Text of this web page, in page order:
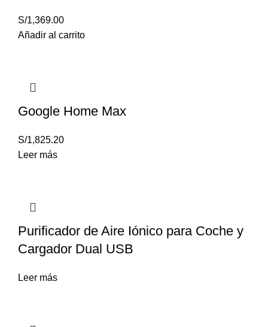
S/1,369.00
Añadir al carrito
Google Home Max
S/1,825.20
Leer más
Purificador de Aire Iónico para Coche y
Cargador Dual USB
Leer más